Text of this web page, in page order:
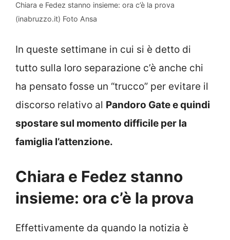
Chiara e Fedez stanno insieme: ora c’è la prova
(inabruzzo.it) Foto Ansa
In queste settimane in cui si è detto di
tutto sulla loro separazione c’è anche chi
ha pensato fosse un “trucco” per evitare il
discorso relativo al Pandoro Gate e quindi
spostare sul momento difficile per la
famiglia l’attenzione.
Chiara e Fedez stanno
insieme: ora c’è la prova
Effettivamente da quando la notizia è